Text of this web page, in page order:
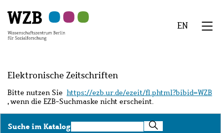
Hauptinhalt
springen
Navigation
springen
Suche
springen
Sekundärnavigation
springen
Fußzeile
springen
EN
Elektronische Zeitschriften
Bitte nutzen Sie https://ezb.ur.de/ezeit/fl.phtml?bibid=WZB
, wenn die EZB-Suchmaske nicht erscheint.
Suche im KatalogSuche